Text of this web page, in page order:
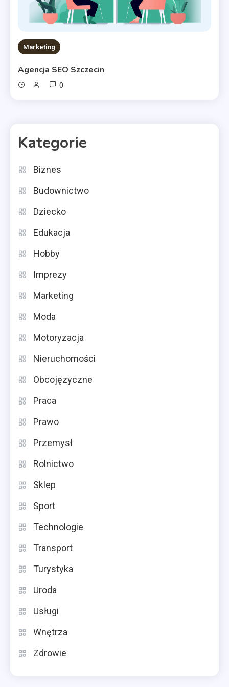
Marketing
Agencja SEO Szczecin
0
Kategorie
Biznes
Budownictwo
Dziecko
Edukacja
Hobby
Imprezy
Marketing
Moda
Motoryzacja
Nieruchomości
Obcojęzyczne
Praca
Prawo
Przemysł
Rolnictwo
Sklep
Sport
Technologie
Transport
Turystyka
Uroda
Usługi
Wnętrza
Zdrowie